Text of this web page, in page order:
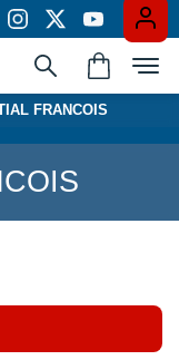
FRANCOIS